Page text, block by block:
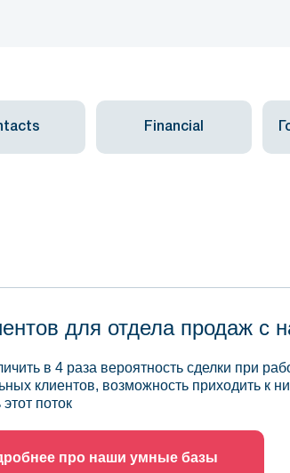
Financial
для отдела продаж
в 4 раза вероятность сделки при
клиентов, возможность приходить к
поток
про наши умные базы